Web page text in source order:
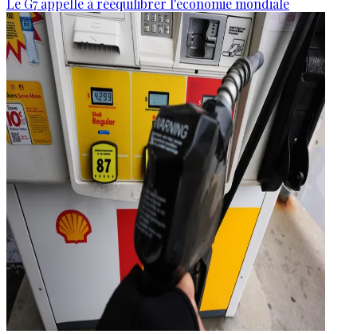
Le G7 appelle à rééquilibrer l'économie mondiale